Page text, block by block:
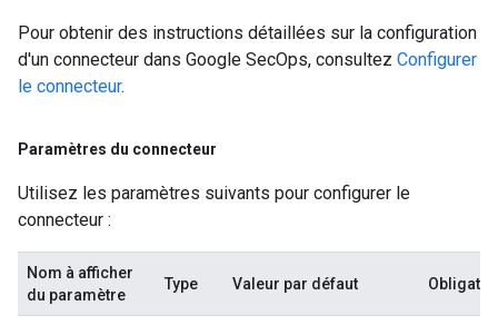
Pour obtenir des instructions détaillées sur la configuration
d'un connecteur dans Google SecOps, consultez Configurer
le connecteur.
Paramètres du connecteur
Utilisez les paramètres suivants pour configurer le
connecteur :
Nom à afficher
du paramètre
Type Valeur par défaut